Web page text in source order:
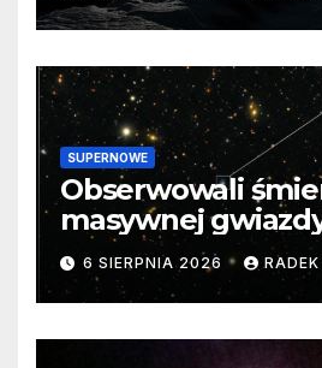
SUPERNOWE
Obserwowali
masywnej
samego początku.
cenne dane
6 SIERPNIA 2026